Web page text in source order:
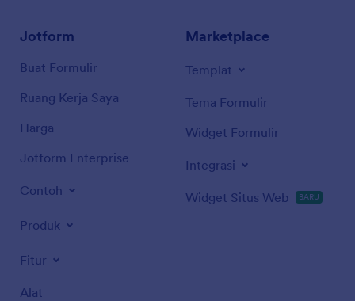
Jotform
Buat Formulir
Ruang Kerja Saya
Harga
Jotform Enterprise
Contoh
Produk
Fitur
Alat
Marketplace
Templat
Tema Formulir
Widget Formulir
Integrasi
Widget Situs Web BARU